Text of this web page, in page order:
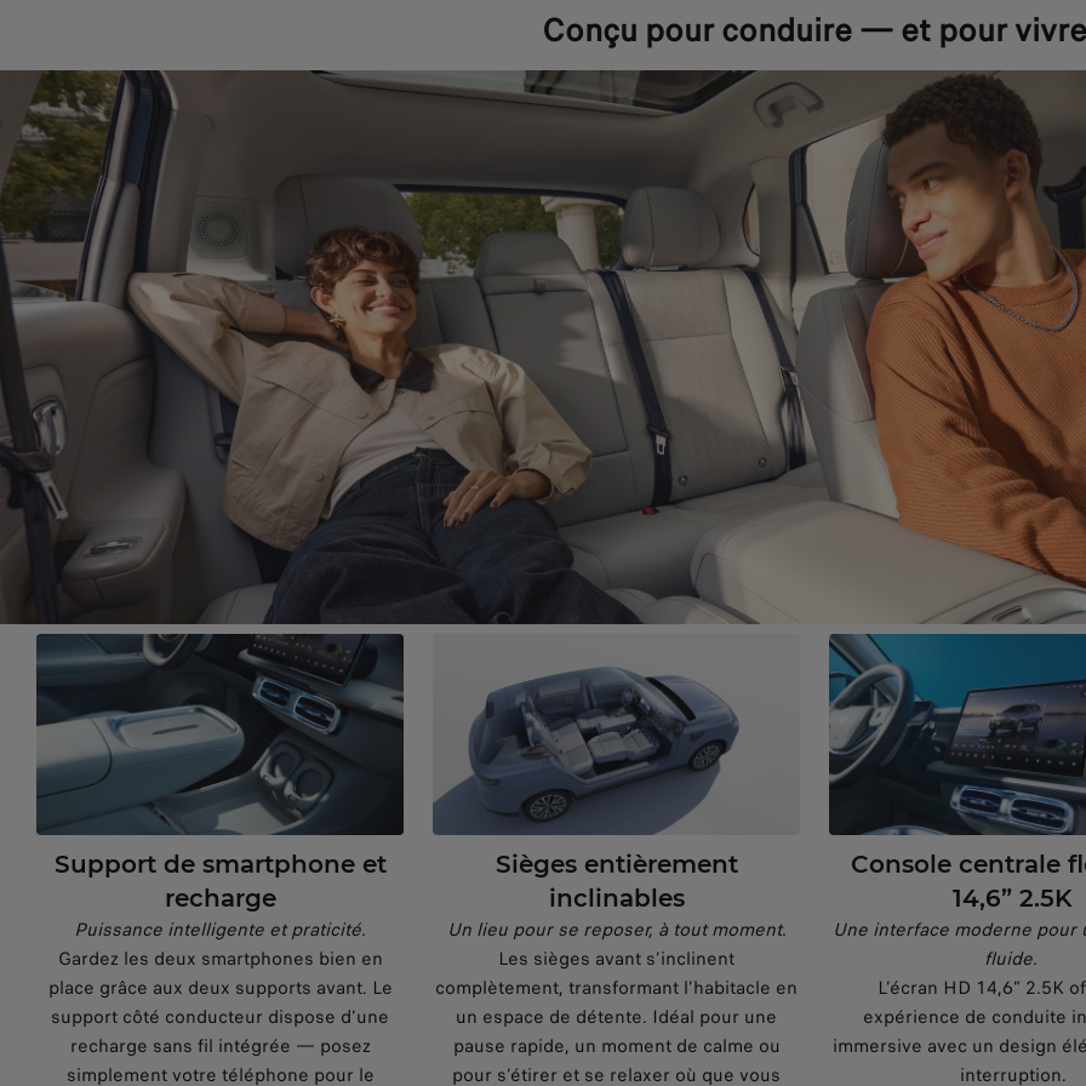
Conçu pour conduire — et pour vivre
Support de smartphone et
recharge
Puissance intelligente et praticité.
Gardez les deux smartphones bien en
place grâce aux deux supports avant. Le
support côté conducteur dispose d’une
recharge sans fil intégrée — posez
simplement votre téléphone pour le
Sièges entièrement
inclinables
Un lieu pour se reposer, à tout moment.
Les sièges avant s’inclinent
complètement, transformant l’habitacle en
un espace de détente. Idéal pour une
pause rapide, un moment de calme ou
pour s’étirer et se relaxer où que vous
Console centrale
14,6” 2.5K
Une interface moderne pour
fluide.
L’écran HD 14,6” 2.5K
expérience de conduite
immersive avec un design
interruption.